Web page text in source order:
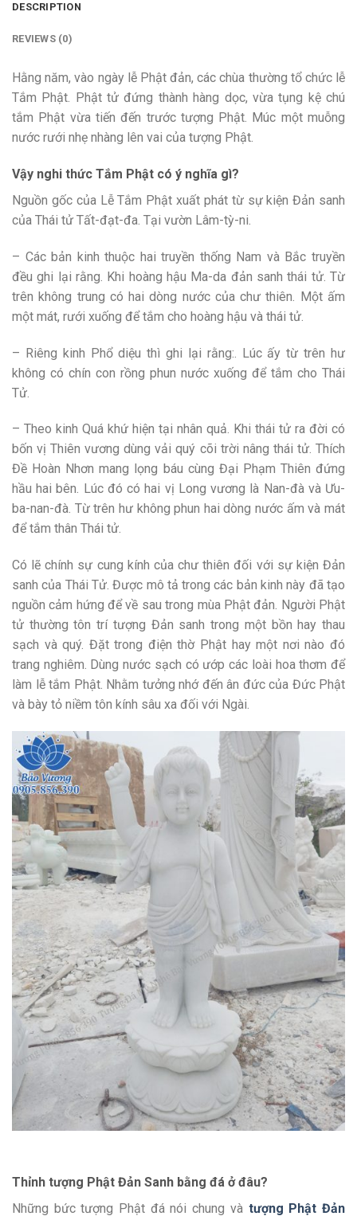
DESCRIPTION
REVIEWS (0)
Hằng năm, vào ngày lễ Phật đản, các chùa thường tổ chức lễ
Tắm Phật. Phật tử đứng thành hàng dọc, vừa tụng kệ chú
tắm Phật vừa tiến đến trước tượng Phật. Múc một muỗng
nước rưới nhẹ nhàng lên vai của tượng Phật.
Vậy nghi thức Tắm Phật có ý nghĩa gì?
Nguồn gốc của Lễ Tắm Phật xuất phát từ sự kiện Đản sanh
của Thái tử Tất-đạt-đa. Tại vườn Lâm-tỳ-ni.
– Các bản kinh thuộc hai truyền thống Nam và Bắc truyền
đều ghi lại rằng. Khi hoàng hậu Ma-da đản sanh thái tử. Từ
trên không trung có hai dòng nước của chư thiên. Một ấm
một mát, rưới xuống để tắm cho hoàng hậu và thái tử.
– Riêng kinh Phổ diệu thì ghi lại rằng:. Lúc ấy từ trên hư
không có chín con rồng phun nước xuống để tắm cho Thái
Tử.
– Theo kinh Quá khứ hiện tại nhân quả. Khi thái tử ra đời có
bốn vị Thiên vương dùng vải quý cõi trời nâng thái tử. Thích
Đề Hoàn Nhơn mang lọng báu cùng Đại Phạm Thiên đứng
hầu hai bên. Lúc đó có hai vị Long vương là Nan-đà và Ưu-
ba-nan-đà. Từ trên hư không phun hai dòng nước ấm và mát
để tắm thân Thái tử.
Có lẽ chính sự cung kính của chư thiên đối với sự kiện Đản
sanh của Thái Tử. Được mô tả trong các bản kinh này đã tạo
nguồn cảm hứng để về sau trong mùa Phật đản. Người Phật
tử thường tôn trí tượng Đản sanh trong một bồn hay thau
sạch và quý. Đặt trong điện thờ Phật hay một nơi nào đó
trang nghiêm. Dùng nước sạch có ướp các loài hoa thơm để
làm lễ tắm Phật. Nhằm tưởng nhớ đến ân đức của Đức Phật
và bày tỏ niềm tôn kính sâu xa đối với Ngài.
Thỉnh tượng Phật Đản Sanh bằng đá ở đâu?
Những bức tượng Phật đá nói chung và tượng Phật Đản